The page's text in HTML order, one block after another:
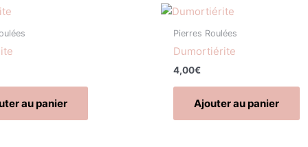
au panier
Pierres Roulées
Dumortiérite
4,00€
Ajouter au panier